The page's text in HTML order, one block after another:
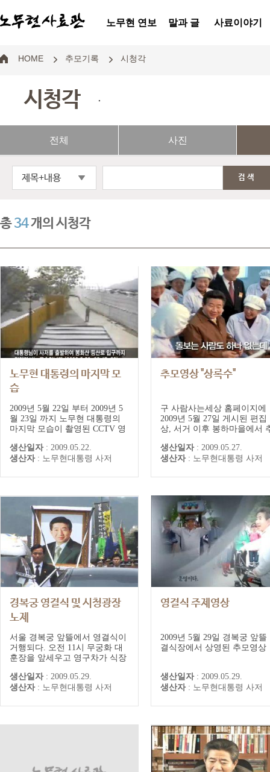
노무현 연보 말과 글 사료이야기
HOME 추모기록 시청각
시청각 .
전체 사진
제목+내용 검색
총34개의 시청각
노무현 대통령의 마지막 모
습
2009년 5월 22일 부터 2009년 5
월 23일 까지 노무현 대통령의
마지막 모습이 촬영된 CCTV 영
생산일자 : 2009.05.22.
생산자 : 노무현대통령 사저
추모영상 "상록수"
구 사람사는세상 홈페이지에
2009년 5월 27일 게시된 편집
상, 서거 이후 봉하마을에서
생산일자 : 2009.05.27.
생산자 : 노무현대통령 사저
경복궁 영결식 및 시청광장
노제
서울 경복궁 앞뜰에서 영결식이
거행되다. 오전 11시 무궁화 대
훈장을 앞세우고 영구차가 식장
서 일어나 예의를 갖추다. 영결
식엔 유족들과 전·현직 대통령,
단 등 3천5백여 명이 참석하다.
생산일자 : 2009.05.29.
생산자 : 노무현대통령 사저
영결식 주제영상
2009년 5월 29일 경복궁 앞뜰
결식장에서 상영된 추모영상
생산일자 : 2009.05.29.
생산자 : 노무현대통령 사저